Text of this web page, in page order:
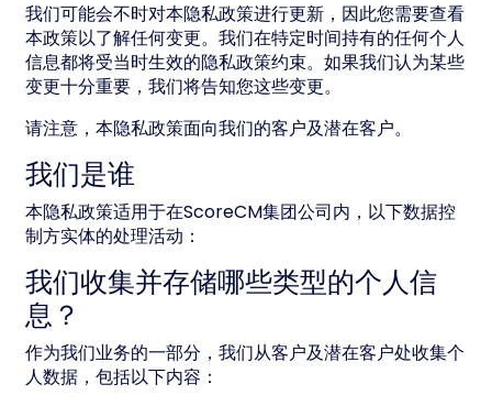
我们可能会不时对本隐私政策进行更新，因此您需要查看
本政策以了解任何变更。我们在特定时间持有的任何个人
信息都将受当时生效的隐私政策约束。如果我们认为某些
变更十分重要，我们将告知您这些变更。
请注意，本隐私政策面向我们的客户及潜在客户。
我们是谁
本隐私政策适用于在ScoreCM集团公司内，以下数据控
制方实体的处理活动：
我们收集并存储哪些类型的个人信
息？
作为我们业务的一部分，我们从客户及潜在客户处收集个
人数据，包括以下内容：